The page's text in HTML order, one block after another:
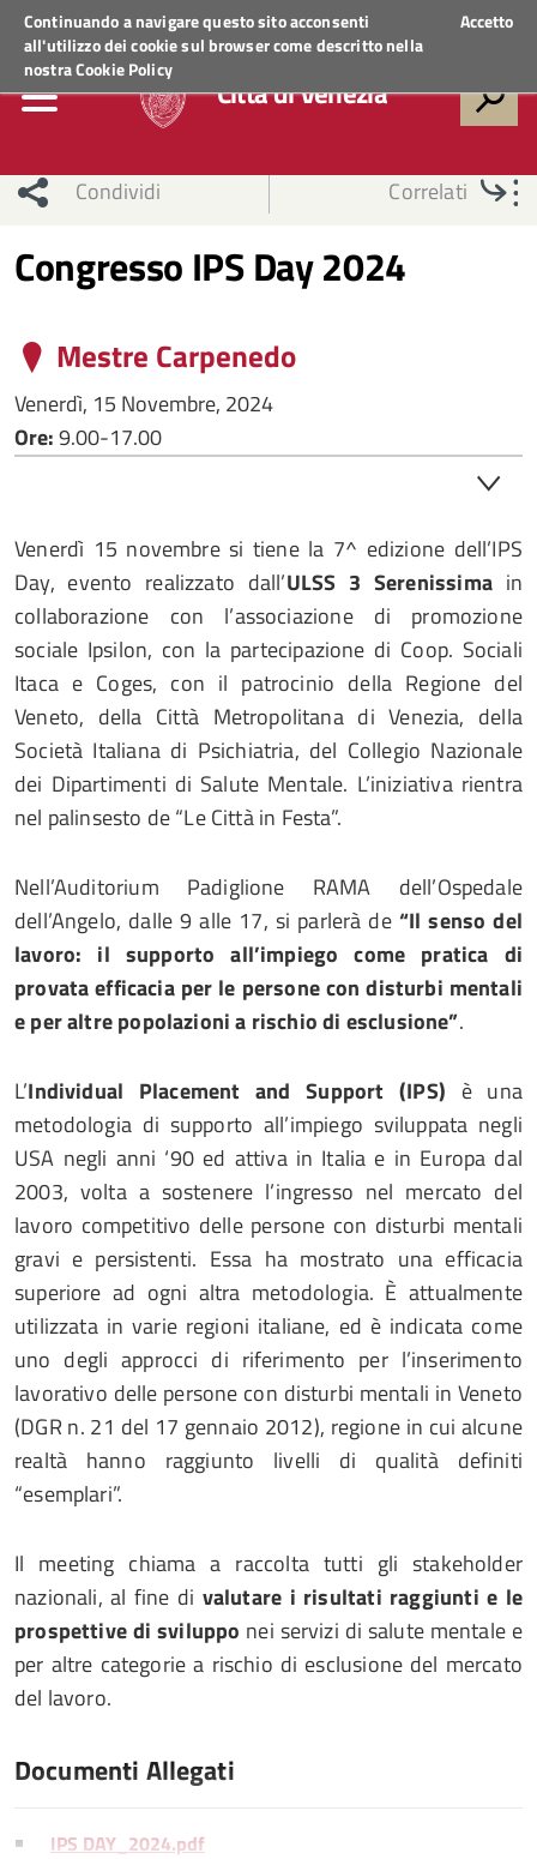
Continuando a navigare questo sito acconsenti
all'utilizzo dei cookie sul browser come descritto nella
nostraCookie Policy
Accetto
Regione VenetoACCEDI AI SERVIZI
Città di Venezia
Condividi Correlati
Congresso IPS Day 2024
Mestre Carpenedo
Venerdì, 15 Novembre, 2024
Ore:9.00-17.00
Venerdì 15 novembre si tiene la 7^ edizione dell’IPS
Day, evento realizzato dall’ULSS 3 Serenissimain
collaborazione con l’associazione di promozione
sociale Ipsilon, con la partecipazione di Coop. Sociali
Itaca e Coges, con il patrocinio della Regione del
Veneto, della Città Metropolitana di Venezia, della
Società Italiana di Psichiatria, del Collegio Nazionale
dei Dipartimenti di Salute Mentale. L’iniziativa rientra
nel palinsesto de “Le Città in Festa”.
Nell’Auditorium Padiglione RAMA dell’Ospedale
dell’Angelo, dalle 9 alle 17, si parlerà de“Il senso del
lavoro: il supporto all’impiego come pratica di
provata efficacia per le persone con disturbi mentali
e per altre popolazioni a rischio di esclusione”.
L’Individual Placement and Support (IPS) è una
metodologia di supporto all’impiego sviluppata negli
USA negli anni ‘90 ed attiva in Italia e in Europa dal
2003, volta a sostenere l’ingresso nel mercato del
lavoro competitivo delle persone con disturbi mentali
gravi e persistenti. Essa ha mostrato una efficacia
superiore ad ogni altra metodologia. È attualmente
utilizzata in varie regioni italiane, ed è indicata come
uno degli approcci di riferimento per l’inserimento
lavorativo delle persone con disturbi mentali in Veneto
(DGR n. 21 del 17 gennaio 2012), regione in cui alcune
realtà hanno raggiunto livelli di qualità definiti
“esemplari”.
Il meeting chiama a raccolta tutti gli stakeholder
nazionali, al fine di valutare i risultati raggiunti e le
prospettive di sviluppo nei servizi di salute mentale e
per altre categorie a rischio di esclusione del mercato
del lavoro.
Documenti Allegati
IPS DAY_2024.pdf